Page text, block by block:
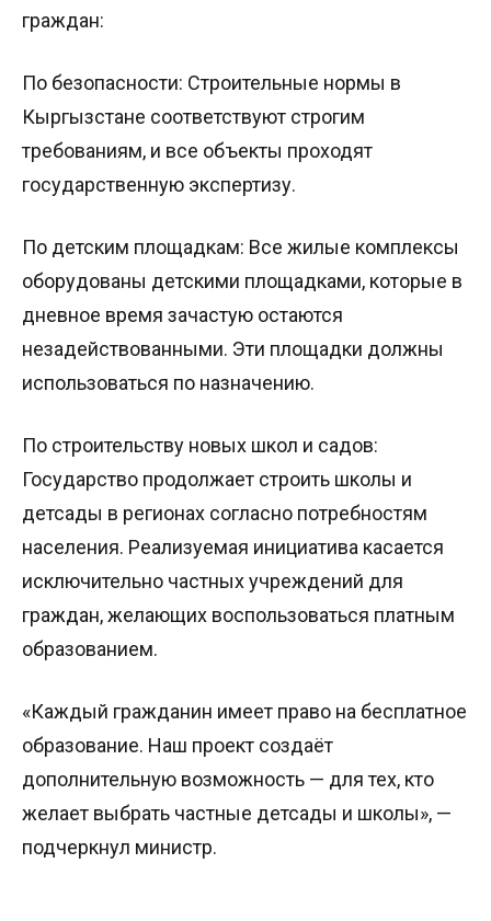
граждан:
По безопасности: Строительные нормы в
Кыргызстане соответствуют строгим
требованиям, и все объекты проходят
государственную экспертизу.
По детским площадкам: Все жилые комплексы
оборудованы детскими площадками, которые в
дневное время зачастую остаются
незадействованными. Эти площадки должны
использоваться по назначению.
По строительству новых школ и садов:
Государство продолжает строить школы и
детсады в регионах согласно потребностям
населения. Реализуемая инициатива касается
исключительно частных учреждений для
граждан, желающих воспользоваться платным
образованием.
«Каждый гражданин имеет право на бесплатное
образование. Наш проект создаёт
дополнительную возможность — для тех, кто
желает выбрать частные детсады и школы», —
подчеркнул министр.